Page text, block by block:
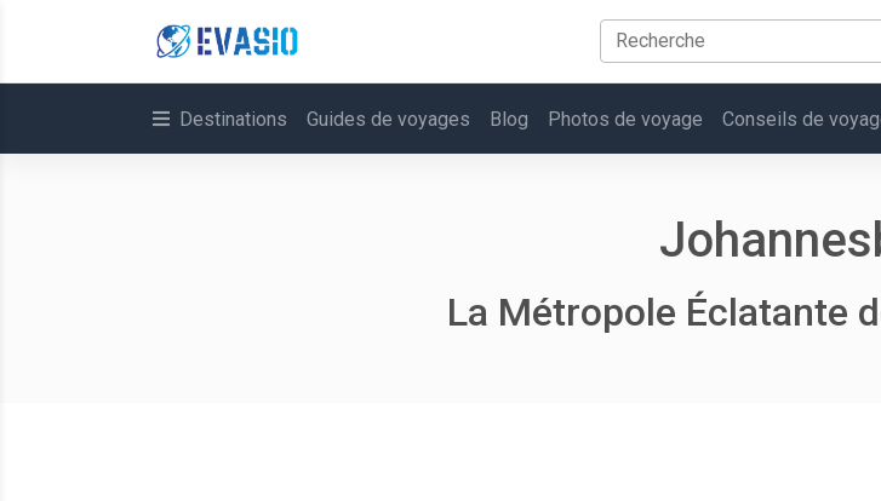
Destinations Guides de voyages Blog Photos de voyage Conseils de
La Métropole Éclatante